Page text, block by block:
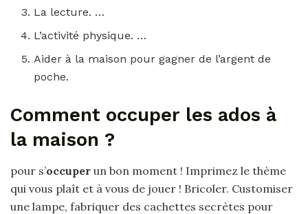
La lecture. …
L’activité physique. …
Aider à la maison pour gagner de l’argent de
poche.
Comment occuper les ados à
la maison ?
pour s’occuper un bon moment ! Imprimez le thème
qui vous plaît et à vous de jouer ! Bricoler. Customiser
une lampe, fabriquer des cachettes secrètes pour